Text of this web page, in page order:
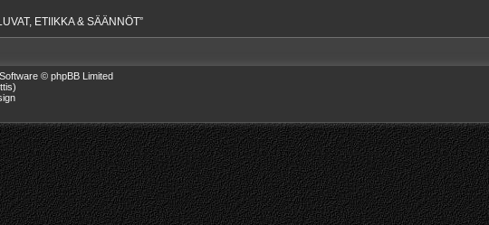
ETIIKKA & SÄÄNNÖT”
© phpBB Limited